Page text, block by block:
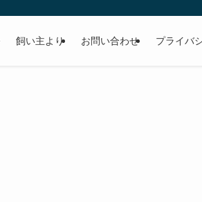
飼い主より お問い合わせ プライバ